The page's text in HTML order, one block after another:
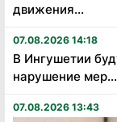
движения...
07.08.2026 14:18
В Ингушетии
нарушение мер...
07.08.2026 13:43